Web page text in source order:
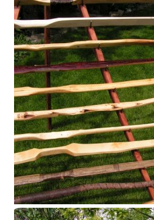
Présentoir 2014